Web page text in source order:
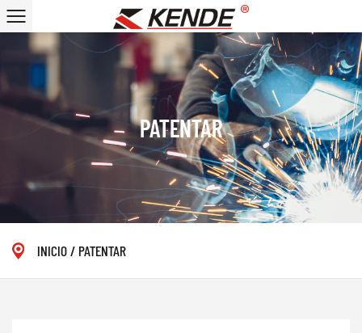
PATENTAR
INICIO/ PATENTAR